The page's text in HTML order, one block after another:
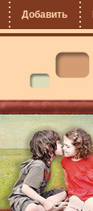
Добавить